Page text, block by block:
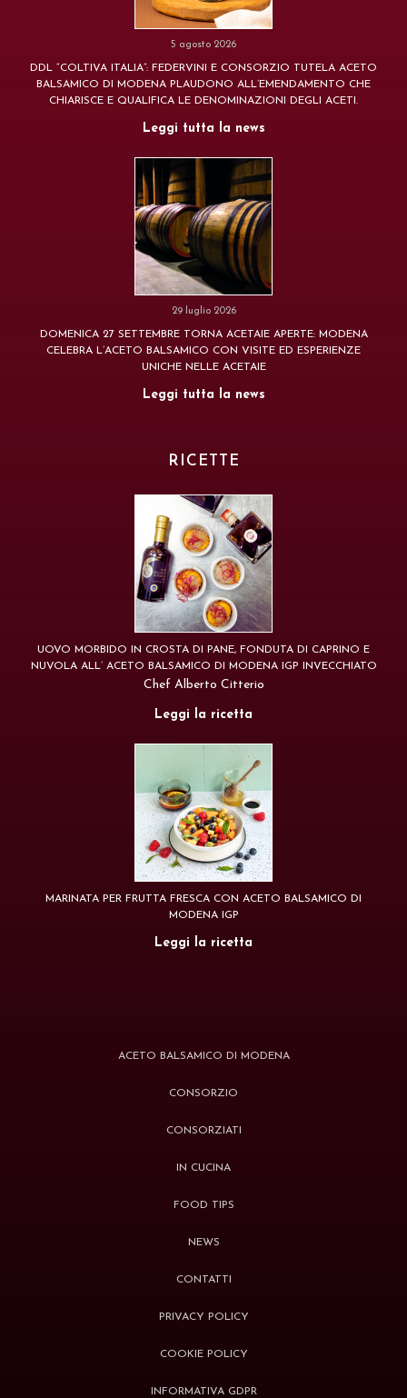
5 agosto 2026
DDL “COLTIVA ITALIA”: FEDERVINI E CONSORZIO TUTELA ACETO
BALSAMICO DI MODENA PLAUDONO ALL’EMENDAMENTO CHE
CHIARISCE E QUALIFICA LE DENOMINAZIONI DEGLI ACETI.
Leggi tutta la news
29 luglio 2026
DOMENICA 27 SETTEMBRE TORNA ACETAIE APERTE: MODENA
CELEBRA L’ACETO BALSAMICO CON VISITE ED ESPERIENZE
UNICHE NELLE ACETAIE
Leggi tutta la news
RICETTE
UOVO MORBIDO IN CROSTA DI PANE, FONDUTA DI CAPRINO E
NUVOLA ALL’ ACETO BALSAMICO DI MODENA IGP INVECCHIATO
Chef Alberto Citterio
Leggi la ricetta
MARINATA PER FRUTTA FRESCA CON ACETO BALSAMICO DI
MODENA IGP
Leggi la ricetta
ACETO BALSAMICO DI MODENA
CONSORZIO
CONSORZIATI
IN CUCINA
FOOD TIPS
NEWS
CONTATTI
PRIVACY POLICY
COOKIE POLICY
INFORMATIVA GDPR